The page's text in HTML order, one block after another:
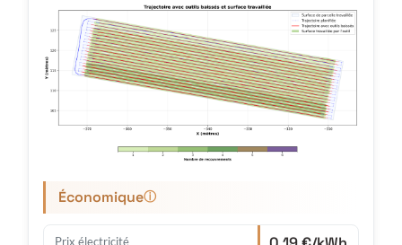
Économiqueⓘ
Prix électricité